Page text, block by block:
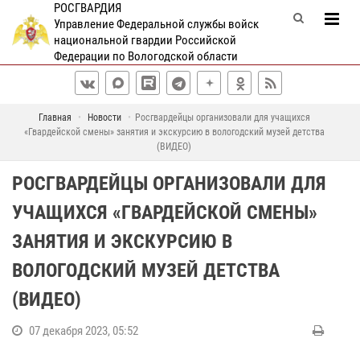
РОСГВАРДИЯ
Управление Федеральной службы войск
национальной гвардии Российской
Федерации по Вологодской области
Главная Новости
Росгвардейцы организовали для учащихся
«Гвардейской смены» занятия и экскурсию в вологодский музей детства
(ВИДЕО)
РОСГВАРДЕЙЦЫ ОРГАНИЗОВАЛИ ДЛЯ
УЧАЩИХСЯ «ГВАРДЕЙСКОЙ СМЕНЫ»
ЗАНЯТИЯ И ЭКСКУРСИЮ В
ВОЛОГОДСКИЙ МУЗЕЙ ДЕТСТВА
(ВИДЕО)
07 декабря 2023, 05:52